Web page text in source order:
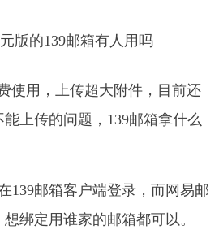
使用，上传超大附件，目前还
上传的问题，139邮箱拿什么
139邮箱客户端登录，而网易邮
绑定用谁家的邮箱都可以。